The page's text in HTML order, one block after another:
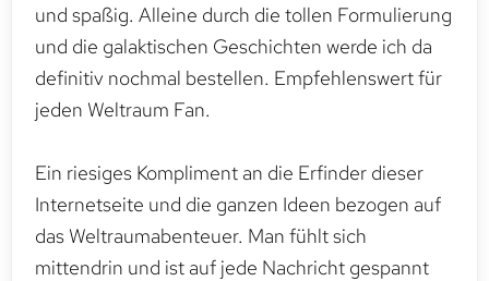
und spaßig. Alleine durch die tollen Formulierung
und die galaktischen Geschichten werde ich da
definitiv nochmal bestellen. Empfehlenswert für
jeden Weltraum Fan.
Ein riesiges Kompliment an die Erfinder dieser
Internetseite und die ganzen Ideen bezogen auf
das Weltraumabenteuer. Man fühlt sich
mittendrin und ist auf jede Nachricht gespannt